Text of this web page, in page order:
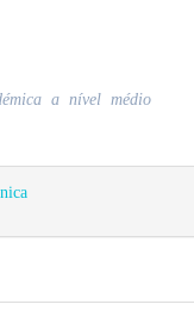
a nível médio